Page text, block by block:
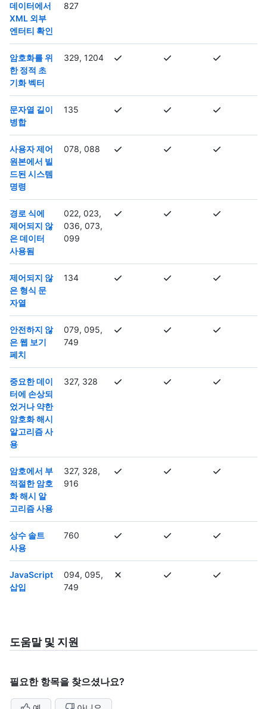
데이터에서
XML 외부
엔터티 확인
827
암호화를 위
한 정적 초
기화 벡터
329, 1204
문자열 길이
병합
135
사용자 제어
원본에서 빌
드된 시스템
명령
078, 088
경로 식에
제어되지 않
은 데이터
사용됨
022, 023,
036, 073,
099
제어되지 않
은 형식 문
자열
134
안전하지 않
은 웹 보기
페치
079, 095,
749
중요한 데이
터에 손상되
었거나 약한
암호화 해시
알고리즘 사
용
327, 328
암호에서 부
적절한 암호
화 해시 알
고리즘 사용
327, 328,
916
상수 솔트
사용
760
JavaScript
삽입
094, 095,
749
도움말 및 지원
필요한 항목을 찾으셨나요?